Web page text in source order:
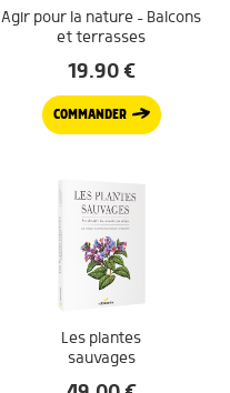
Agir pour la nature – Balcons
et terrasses
19.90€
COMMANDER
Les plantes
sauvages